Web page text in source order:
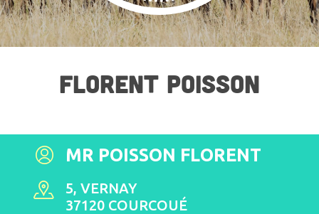
FLORENT POISSON
MR POISSON FLORENT
5, VERNAY
37120 COURCOUÉ